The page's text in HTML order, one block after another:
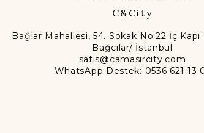
C&City
Bağlar Mahallesi, 54. Sokak No:22 İç Kapı
Bağcılar/ İstanbul
satis@camasircity.com
WhatsApp Destek: 0536 621 13